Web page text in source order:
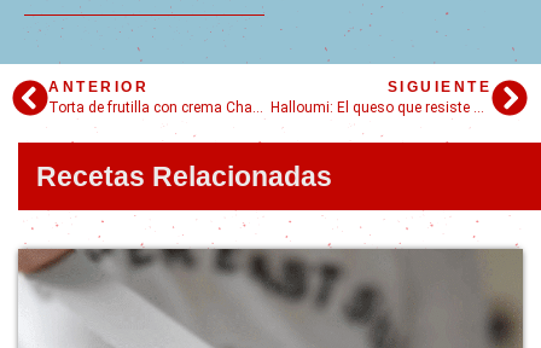
ANTERIOR
Torta de frutilla con crema Chantilly: Deliciosa y hermosa
SIGUIENTE
Halloumi: El queso que resiste al calor
Recetas Relacionadas